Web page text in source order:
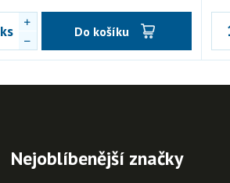
ks Do košíku
Nejoblíbenější značky